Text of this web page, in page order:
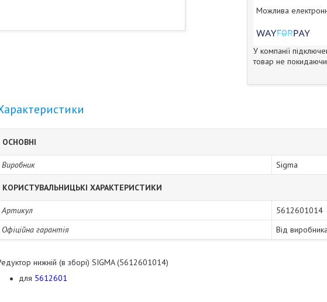
У компанії
товар не покидаючи
ОСНОВНІ
Виробник Sigma
КОРИСТУВАЛЬНИЦЬКІ ХАРАКТЕРИСТИКИ
Артикул
5612601014
Офіційна гарантія
Від
нижній (в зборі) SIGMA (5612601014)
для 5612601